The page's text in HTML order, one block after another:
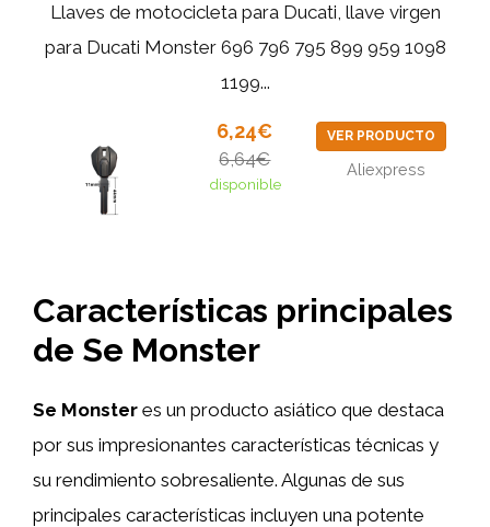
Llaves de motocicleta para Ducati, llave virgen
para Ducati Monster 696 796 795 899 959 1098
1199...
6,24€
6,64€
disponible
VER PRODUCTO
Aliexpress
Características principales
de Se Monster
Se Monster es un producto asiático que destaca
por sus impresionantes características técnicas y
su rendimiento sobresaliente. Algunas de sus
principales características incluyen una potente